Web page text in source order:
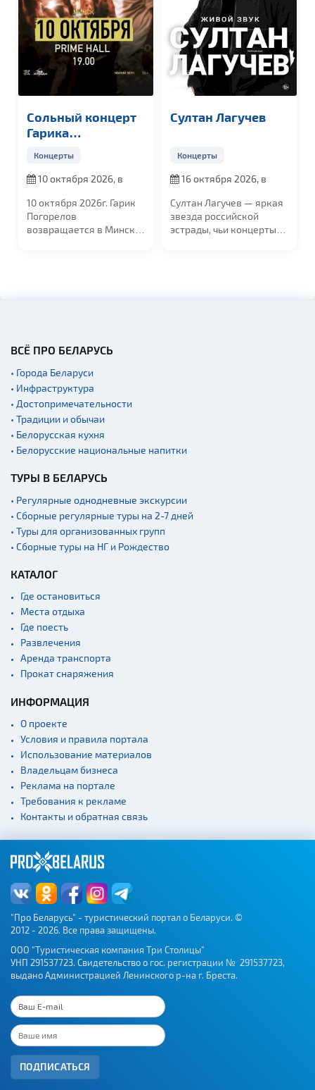
Сольный концерт
Гарика
Концерты
10 октября 2026, в
10 октября 2026г. Гарик
Погорелов
возвращается в Минск
Султан Лагучев
Концерты
16 октября 2026, в
Султан Лагучев — яркая
звезда российской
эстрады, чьи концерты
ВСЁ ПРО БЕЛАРУСЬ
• Города Беларуси
• Инфраструктура
• Достопримечательности
• Традиции и обычаи
• Белорусская кухня
• Белорусские национальные напитки
ТУРЫ В БЕЛАРУСЬ
• Регулярные однодневные экскурсии
• Сборные регулярные туры на 2-7 дней
• Туры для организованных групп
• Сборные туры на НГ и Рождество
КАТАЛОГ
Где остановиться
Места отдыха
Где поесть
Развлечения
Аренда транспорта
Прокат снаряжения
ИНФОРМАЦИЯ
О проекте
Условия и правила портала
Использование материалов
Владельцам бизнеса
Реклама на портале
Требования к рекламе
Контакты и обратная связь
"Про Беларусь" - туристический портал о Беларуси. ©
2012 - 2026. Все права защищены.
ООО "Туристическая компания Три Столицы"
УНП 291537723. Свидетельство о гос. регистрации № 291537723,
выдано Администрацией Ленинского р-на г. Бреста.
ПОДПИСАТЬСЯ